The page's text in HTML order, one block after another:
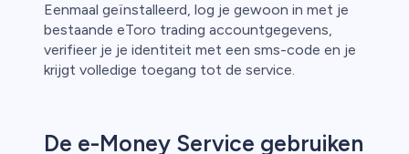
Eenmaal geïnstalleerd, log je gewoon in met je
bestaande eToro trading accountgegevens,
verifieer je je identiteit met een sms-code en je
krijgt volledige toegang tot de service.
De e-Money Service gebruiken